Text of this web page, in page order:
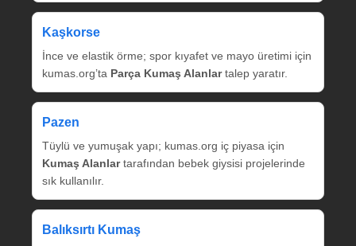
Kaşkorse
İnce ve elastik örme; spor kıyafet ve mayo üretimi için
kumas.org’ta Parça Kumaş Alanlartalep yaratır.
Pazen
Tüylü ve yumuşak yapı; kumas.org iç piyasa için
Kumaş Alanlartarafından bebek giysisi projelerinde
sık kullanılır.
Balıksırtı Kumaş